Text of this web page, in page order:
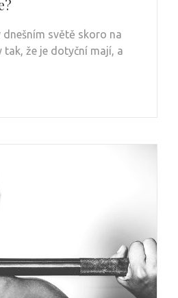
dnešním světě skoro na
tak, že je dotyční mají, a